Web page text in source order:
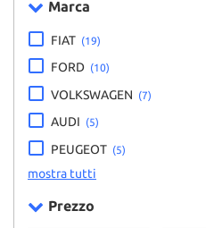
Marca
FIAT (19)
FORD (10)
VOLKSWAGEN (7)
AUDI (5)
PEUGEOT (5)
mostra tutti
Prezzo